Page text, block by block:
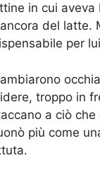
in cui aveva
del latte.
per
troppo in
a ciò
più come